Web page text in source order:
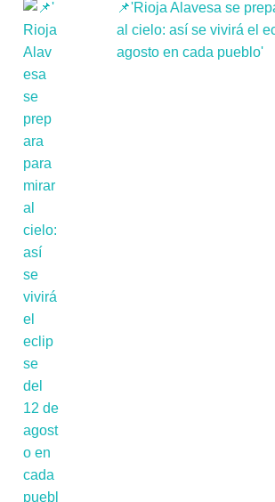
📌'Rioja Alavesa se
al cielo: así se vivirá el
agosto en cada pueblo'